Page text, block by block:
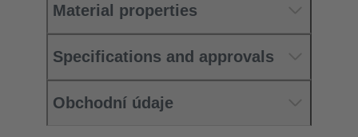
Material properties
Specifications and approvals
Obchodní údaje